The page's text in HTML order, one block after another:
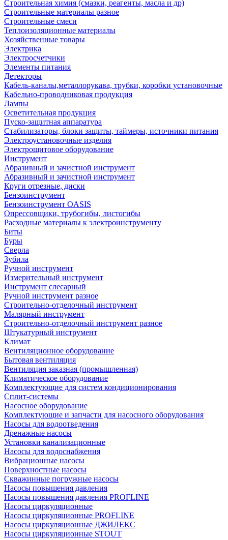
Строительная химия (смазки, реагенты, масла и др)
Строительные материалы разное
Строительные смеси
Теплоизоляционные материалы
Хозяйственные товары
Электрика
Электросчетчики
Элементы питания
Детекторы
Кабель-каналы,металлорукава, трубки, коробки установочные
Кабельно-проводниковая продукция
Лампы
Осветительная продукция
Пуско-защитная аппаратура
Стабилизаторы, блоки защиты, таймеры, источники питания
Электроустановочные изделия
Электрощитовое оборудование
Инструмент
Абразивный и зачистной инструмент
Абразивный и зачистной инструмент
Круги отрезные, диски
Бензоинструмент
Бензоинструмент OASIS
Опрессовщики, трубогибы, листогибы
Расходные материалы к электроинструменту
Биты
Буры
Сверла
Зубила
Ручной инструмент
Измерительный инструмент
Инструмент слесарный
Ручной инструмент разное
Строительно-отделочный инструмент
Малярный инструмент
Строительно-отделочный инструмент разное
Штукатурный инструмент
Климат
Вентиляционное оборудование
Бытовая вентиляция
Вентиляция заказная (промышленная)
Климатическое оборудование
Комплектующие для систем кондиционирования
Сплит-системы
Насосное оборудование
Комплектующие и запчасти для насосного оборудования
Насосы для водоотведения
Дренажные насосы
Установки канализационные
Насосы для водоснабжения
Вибрационные насосы
Поверхностные насосы
Скважинные погружные насосы
Насосы повышения давления
Насосы повышения давления PROFLINE
Насосы циркуляционные
Насосы циркуляционные PROFLINE
Насосы циркуляционные ДЖИЛЕКС
Насосы циркуляционные STOUT